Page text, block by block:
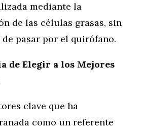
mediante la
de las células grasas, sin
de pasar por el quirófano.
de Elegir a los Mejores
clave que ha
como un referente